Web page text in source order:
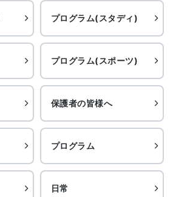
プログラム(スタディ)
プログラム(スポーツ)
保護者の皆様へ
プログラム
日常